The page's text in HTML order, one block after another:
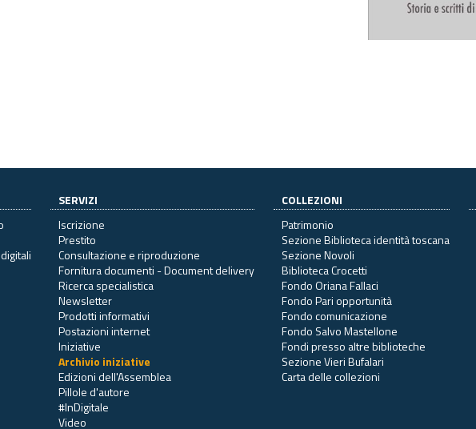
SERVIZI
Iscrizione
Prestito
Consultazione e riproduzione
Fornitura documenti - Document delivery
Ricerca specialistica
Newsletter
Prodotti informativi
Postazioni internet
Iniziative
Archivio iniziative
Edizioni dell'Assemblea
Pillole d'autore
#InDigitale
Video
COLLEZIONI
Patrimonio
Sezione Biblioteca identità toscana
Sezione Novoli
Biblioteca Crocetti
Fondo Oriana Fallaci
Fondo Pari opportunità
Fondo comunicazione
Fondo Salvo Mastellone
Fondi presso altre biblioteche
Sezione Vieri Bufalari
Carta delle collezioni